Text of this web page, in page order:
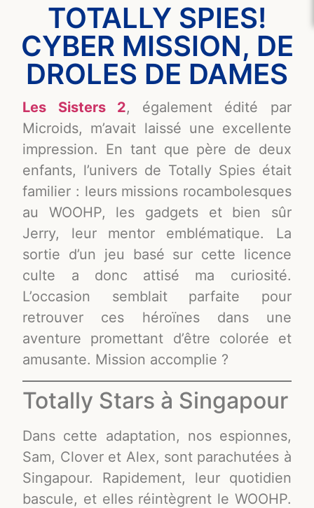
TOTALLY SPIES!
CYBER MISSION, DE
DROLES DE DAMES
Les Sisters 2, également édité par
Microids, m’avait laissé une excellente
impression. En tant que père de deux
enfants, l’univers de Totally Spies était
familier : leurs missions rocambolesques
au WOOHP, les gadgets et bien sûr
Jerry, leur mentor emblématique. La
sortie d’un jeu basé sur cette licence
culte a donc attisé ma curiosité.
L’occasion semblait parfaite pour
retrouver ces héroïnes dans une
aventure promettant d’être colorée et
amusante. Mission accomplie ?
Totally Stars à Singapour
Dans cette adaptation, nos espionnes,
Sam, Clover et Alex, sont parachutées à
Singapour. Rapidement, leur quotidien
bascule, et elles réintègrent le WOOHP.